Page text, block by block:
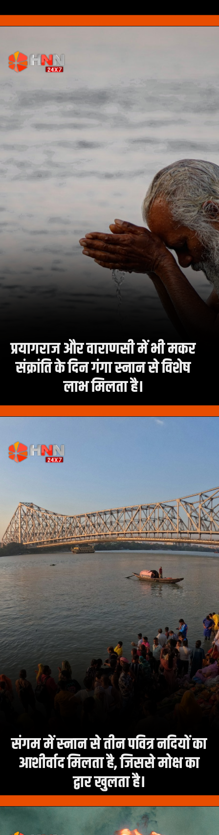
प्रयागराज और वाराणसी में भी मकर
संक्रांति के दिन गंगा स्नान से विशेष
लाभ मिलता है।
संगम में स्नान से तीन पवित्र नदियों का
आशीर्वाद मिलता है, जिससे मोक्ष का